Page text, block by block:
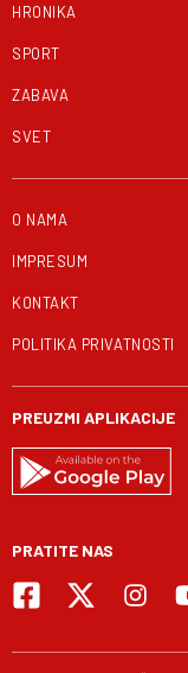
HRONIKA
SPORT
ZABAVA
SVET
O NAMA
IMPRESUM
KONTAKT
POLITIKA PRIVATNOSTI
PREUZMI APLIKACIJE
PRATITE NAS